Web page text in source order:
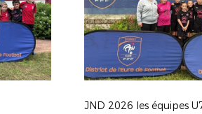
JND 2026 les équipes